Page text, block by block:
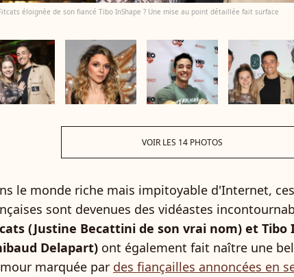
éloignée de son fiancé Tibo InShape ? Une mise au point détaillée fait surface
VOIR LES 14 PHOTOS
le monde riche mais impitoyable d'Internet,
sont devenues des vidéastes
(Justine Becattini de son vrai nom) et Tibo
Delapart) ont également fait naître une
marquée par des fiançailles annoncées en